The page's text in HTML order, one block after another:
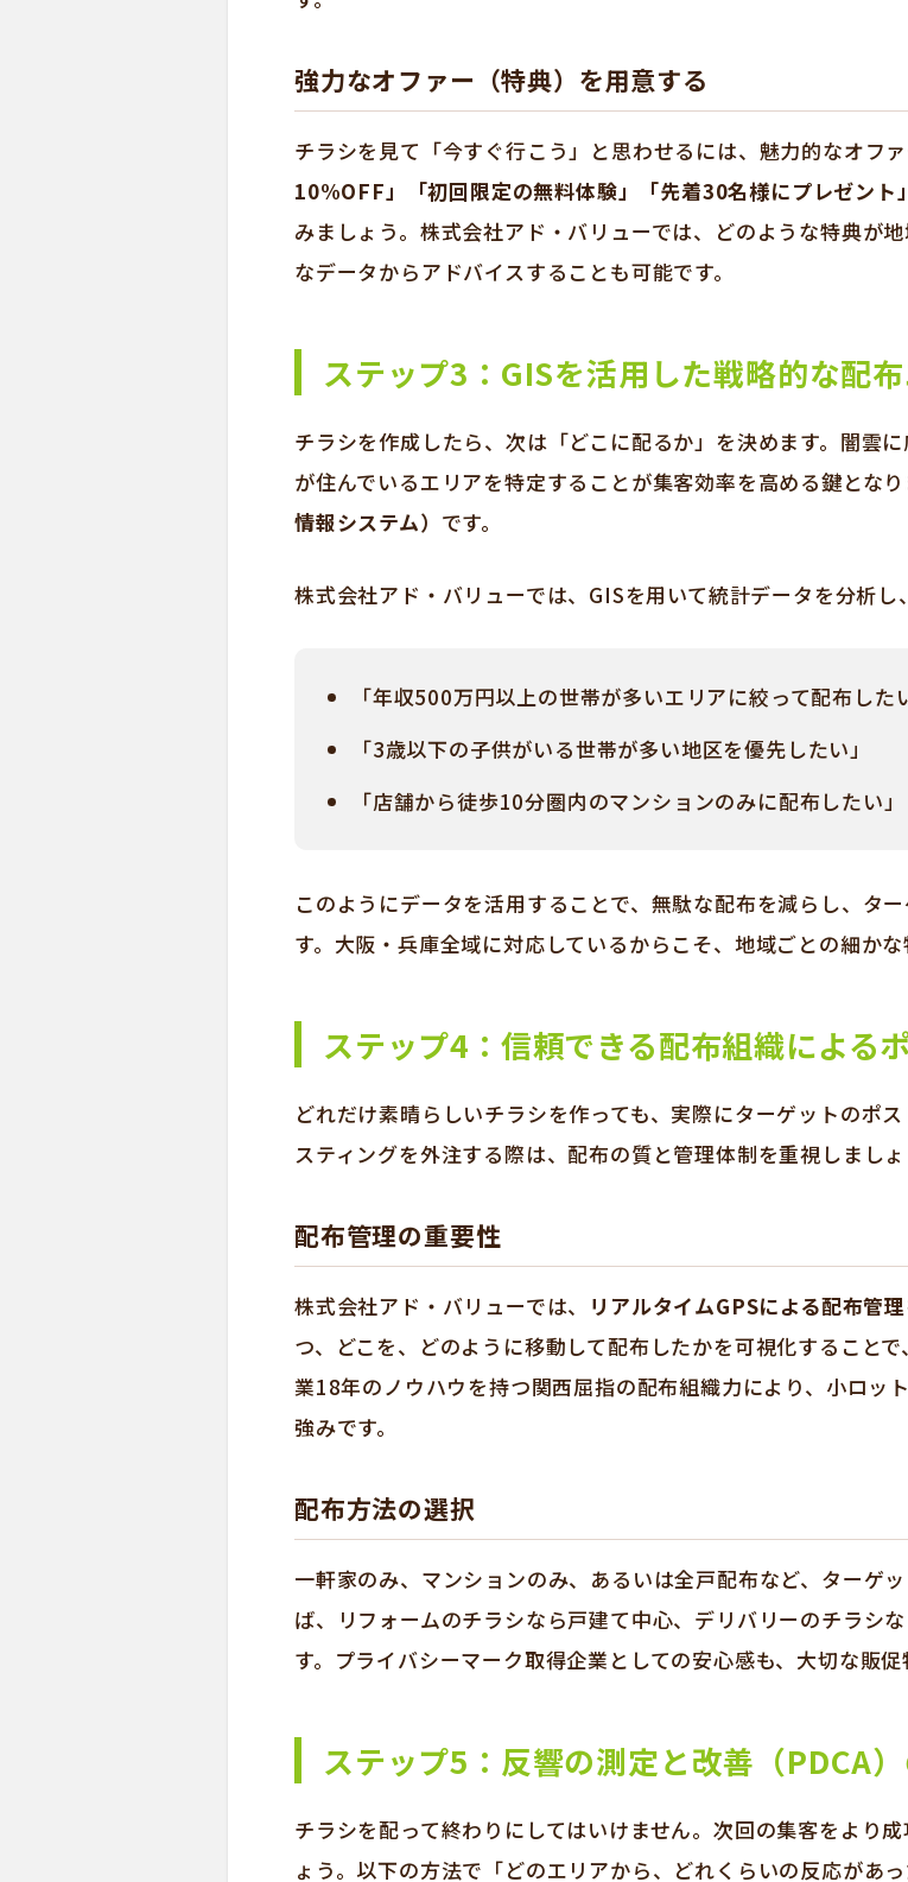
強力なオファー（特典）を用意する
チラシを見て「今すぐ行こう」と思わせるには、魅力的なオファ
10%OFF」「初回限定の無料体験」「先着30名様にプレゼント」
みましょう。株式会社アド・バリューでは、どのような特典が
なデータからアドバイスすることも可能です。
ステップ3：GISを活用した戦略的な配
チラシを作成したら、次は「どこに配るか」を決めます。闇雲
が住んでいるエリアを特定することが集客効率を高める鍵となり
情報システム） です。
株式会社アド・バリューでは、GISを用いて統計データを分析し
「年収500万円以上の世帯が多いエリアに絞って配布した
「3歳以下の子供がいる世帯が多い地区を優先したい」
「店舗から徒歩10分圏内のマンションのみに配布したい」
このようにデータを活用することで、無駄な配布を減らし、タ
す。大阪・兵庫全域に対応しているからこそ、地域ごとの細かな
ステップ4：信頼できる配布組織による
どれだけ素晴らしいチラシを作っても、実際にターゲットのポ
スティングを外注する際は、配布の質と管理体制を重視しましょ
配布管理の重要性
株式会社アド・バリューでは、 リアルタイムGPSによる配布管理
つ、どこを、どのように移動して配布したかを可視化すること
業18年のノウハウを持つ関西屈指の配布組織力により、小ロッ
強みです。
配布方法の選択
一軒家のみ、マンションのみ、あるいは全戸配布など、ターゲ
ば、リフォームのチラシなら戸建て中心、デリバリーのチラシ
す。プライバシーマーク取得企業としての安心感も、大切な販促
ステップ5：反響の測定と改善（PDCA
チラシを配って終わりにしてはいけません。次回の集客をより
ょう。以下の方法で「どのエリアから、どれくらいの反応があっ